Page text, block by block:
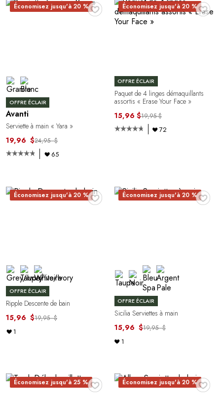
♥
Économisez jusqu'à 20 %
OFFRE ÉCLAIR
Avanti
Serviette à main « Yara »
19,96 $24,95 $
65
♥
Économisez jusqu'à 20 %
OFFRE ÉCLAIR
Paquet de 4 linges démaquillants
assortis « Erase Your Face »
15,96 $19,95 $
72
♥
Économisez jusqu'à 20 %
OFFRE ÉCLAIR
Ripple Descente de bain
15,96 $19,95 $
1
♥
Économisez jusqu'à 20 %
OFFRE ÉCLAIR
Sicilia Serviettes à main
15,96 $19,95 $
1
♥
Économisez jusqu'à 25 % ♥
Économisez jusqu'à 20 %